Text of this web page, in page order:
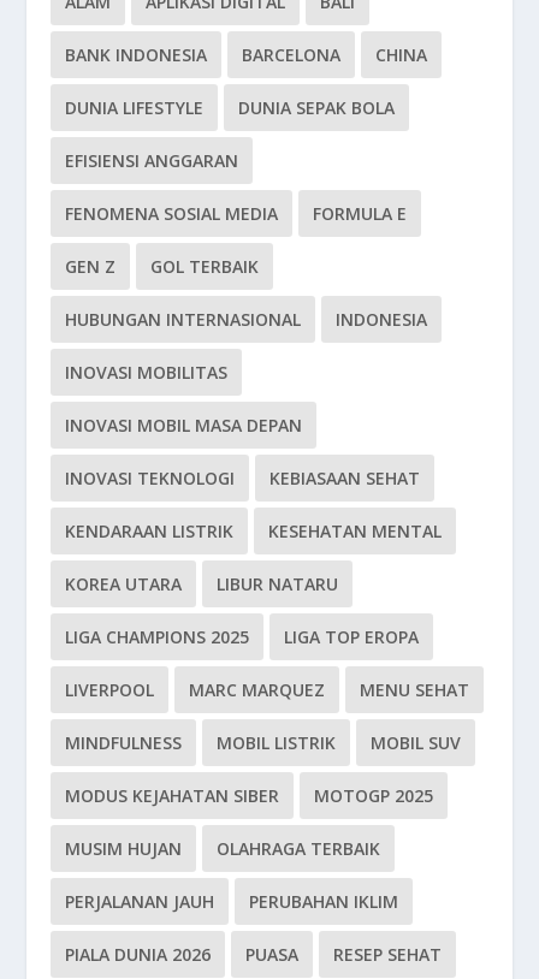
BANK INDONESIA BARCELONA CHINA
DUNIA LIFESTYLE DUNIA SEPAK BOLA
EFISIENSI ANGGARAN
FENOMENA SOSIAL MEDIA FORMULA E
GEN Z GOL TERBAIK
HUBUNGAN INTERNASIONAL INDONESIA
INOVASI MOBILITAS
INOVASI MOBIL MASA DEPAN
INOVASI TEKNOLOGI KEBIASAAN SEHAT
KENDARAAN LISTRIK KESEHATAN MENTAL
KOREA UTARA LIBUR NATARU
LIGA CHAMPIONS 2025 LIGA TOP EROPA
LIVERPOOL MARC MARQUEZ MENU SEHAT
MINDFULNESS MOBIL LISTRIK MOBIL SUV
MODUS KEJAHATAN SIBER MOTOGP 2025
MUSIM HUJAN OLAHRAGA TERBAIK
PERJALANAN JAUH PERUBAHAN IKLIM
PIALA DUNIA 2026 PUASA RESEP SEHAT